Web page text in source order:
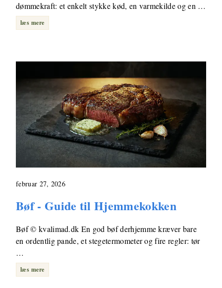
dømmekraft: et enkelt stykke kød, en varmekilde og en …
læs mere
februar 27, 2026
Bøf - Guide til Hjemmekokken
Bøf © kvalimad.dk En god bøf derhjemme kræver bare
en ordentlig pande, et stegetermometer og fire regler: tør
…
læs mere